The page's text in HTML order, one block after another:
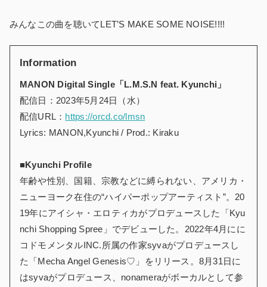
みんなこの曲を聴いてLET’S MAKE SOME NOISE!!!!
Information
MANON Digital Single「L.M.S.N feat. Kyunchi 」
配信日：2023年5月24日（水）
配信URL： https://orcd.co/lmsn
Lyrics: MANON,Kyunchi / Prod.: Kiraku
■Kyunchi Profile
年齢や性別、国籍、宗教などに縛られない、アメリカ・
ニューヨーク在住の“ハイパーポップアーティスト”。20
19年にアイシャ・エロティカがプロデュースした「Kyu
nchi Shopping Spree」でデビューした。2022年4月にに
コドモメンタルINC.所属の作家syvaがプロデュースし
た「Mecha Angel Genesis♡」をリリース。8月31日に
はsyvaがプロデュース、nonameraがボーカルとして参